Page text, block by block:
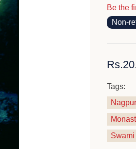
Be the
Non-
Tags: